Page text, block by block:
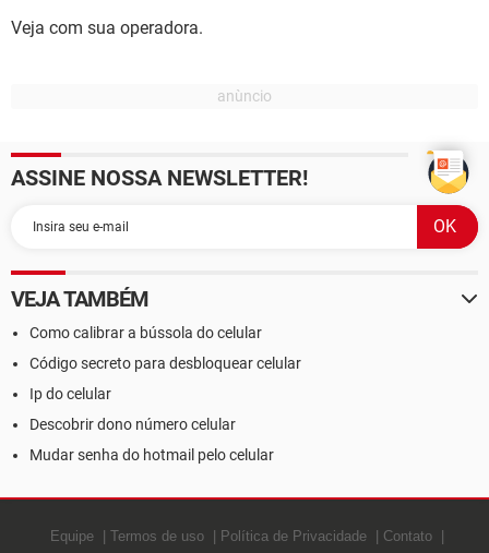
Veja com sua operadora.
ASSINE NOSSA NEWSLETTER!
VEJA TAMBÉM
Como calibrar a bússola do celular
Código secreto para desbloquear celular
Ip do celular
Descobrir dono número celular
Mudar senha do hotmail pelo celular
Equipe Termos de uso Política de Privacidade Contato